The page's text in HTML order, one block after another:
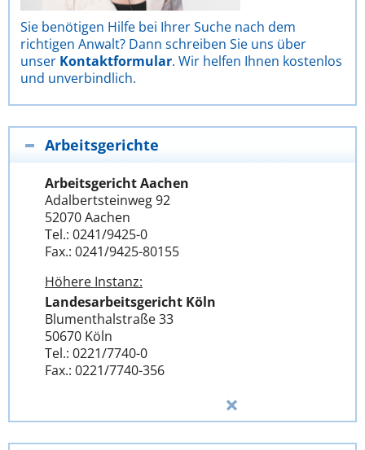
Sie benötigen Hilfe bei Ihrer Suche nach dem
richtigen Anwalt? Dann schreiben Sie uns über
unser Kontaktformular. Wir helfen Ihnen kostenlos
und unverbindlich.
Arbeitsgerichte
Arbeitsgericht Aachen
Adalbertsteinweg 92
52070 Aachen
Tel.: 0241/9425-0
Fax.: 0241/9425-80155
Höhere Instanz:
Landesarbeitsgericht Köln
Blumenthalstraße 33
50670 Köln
Tel.: 0221/7740-0
Fax.: 0221/7740-356